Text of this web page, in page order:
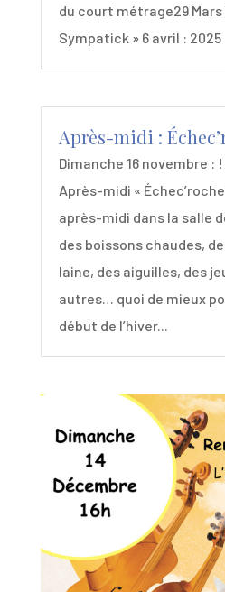
du court métrage29 Mars
Sympatick » 6 avril : 2025
Après-midi :
Dimanche 16 novembre :
Après-midi «
après-midi dans la salle
des boissons chaudes,
laine, des aiguilles, des
autres… quoi de mieux
début de l’hiver...